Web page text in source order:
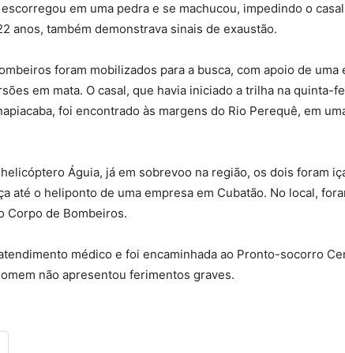
em uma pedra e se machucou, impedindo o
anos, também demonstrava sinais de exaustão.
foram mobilizados para a busca, com apoio de uma
em mata. O casal, que havia iniciado a trilha na quinta-
foi encontrado às margens do Rio Perequê, em
Águia, já em sobrevoo na região, os dois foram
até o heliponto de uma empresa em Cubatão. No local,
Corpo de Bombeiros.
médico e foi encaminhada ao Pronto-socorro
não apresentou ferimentos graves.